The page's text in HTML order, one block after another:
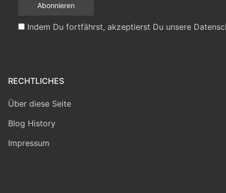
Indem Du fortfährst, akzeptierst Du unsere
RECHTLICHES
Über diese Seite
Blog History
Impressum